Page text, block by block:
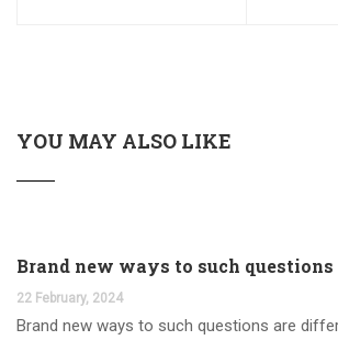
YOU MAY ALSO LIKE
22 February, 2024
Brand new ways to such questions are